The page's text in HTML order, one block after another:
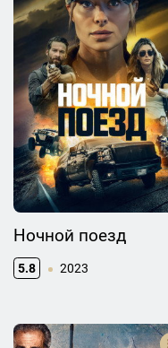
Ночной поезд
5.8 2023